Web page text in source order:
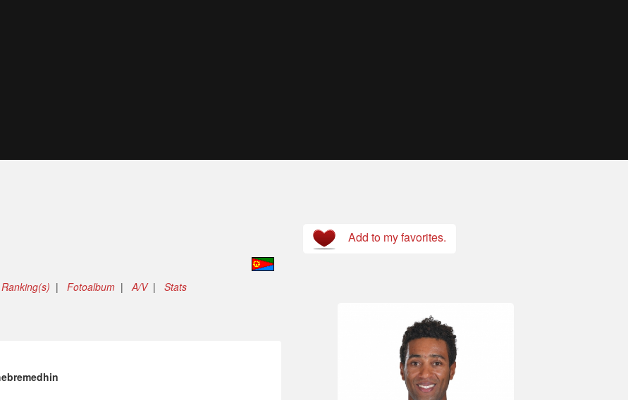
| Fotoalbum |A/V| Stats
Add to my favorites.